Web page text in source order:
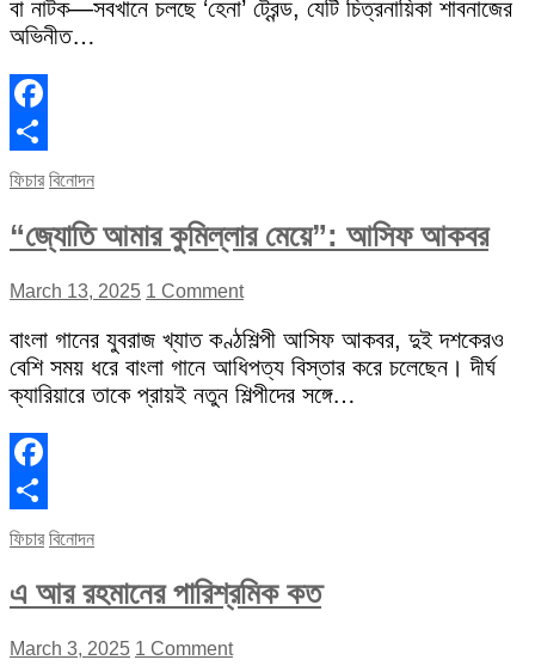
বা নাটক—সবখানে চলছে ‘হেনা’ ট্রেন্ড, যেটি চিত্রনায়িকা শাবনাজের
অভিনীত…
Facebook
Share
ফিচার বিনোদন
“জ্যোতি আমার কুমিল্লার মেয়ে”: আসিফ আকবর
March 13, 2025 1 Comment
বাংলা গানের যুবরাজ খ্যাত কণ্ঠশিল্পী আসিফ আকবর, দুই দশকেরও
বেশি সময় ধরে বাংলা গানে আধিপত্য বিস্তার করে চলেছেন। দীর্ঘ
ক্যারিয়ারে তাকে প্রায়ই নতুন শিল্পীদের সঙ্গে…
Facebook
Share
ফিচার বিনোদন
এ আর রহমানের পারিশ্রমিক কত
March 3, 2025 1 Comment